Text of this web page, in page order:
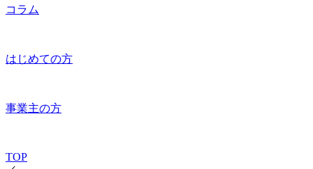
コラム
はじめての方
事業主の方
TOP